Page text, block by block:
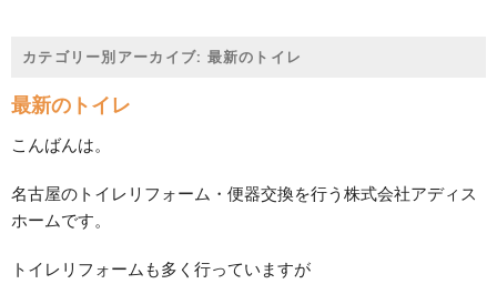
カテゴリー別アーカイブ: 最新のトイレ
最新のトイレ
こんばんは。
名古屋のトイレリフォーム・便器交換を行う株式会社アディス
ホームです。
トイレリフォームも多く行っていますが